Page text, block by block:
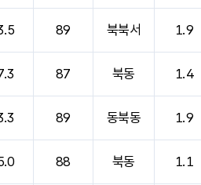
89 북북서 1.9
87 북동 1.4
89 동북동 1.9
88 북동 1.1